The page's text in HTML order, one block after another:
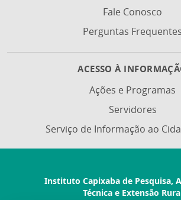
Fale Conosco
Perguntas Frequentes
ACESSO À
Ações e Programas
Servidores
Serviço de Informação ao
Instituto Capixaba de Pesquisa,
Técnica e Extensão